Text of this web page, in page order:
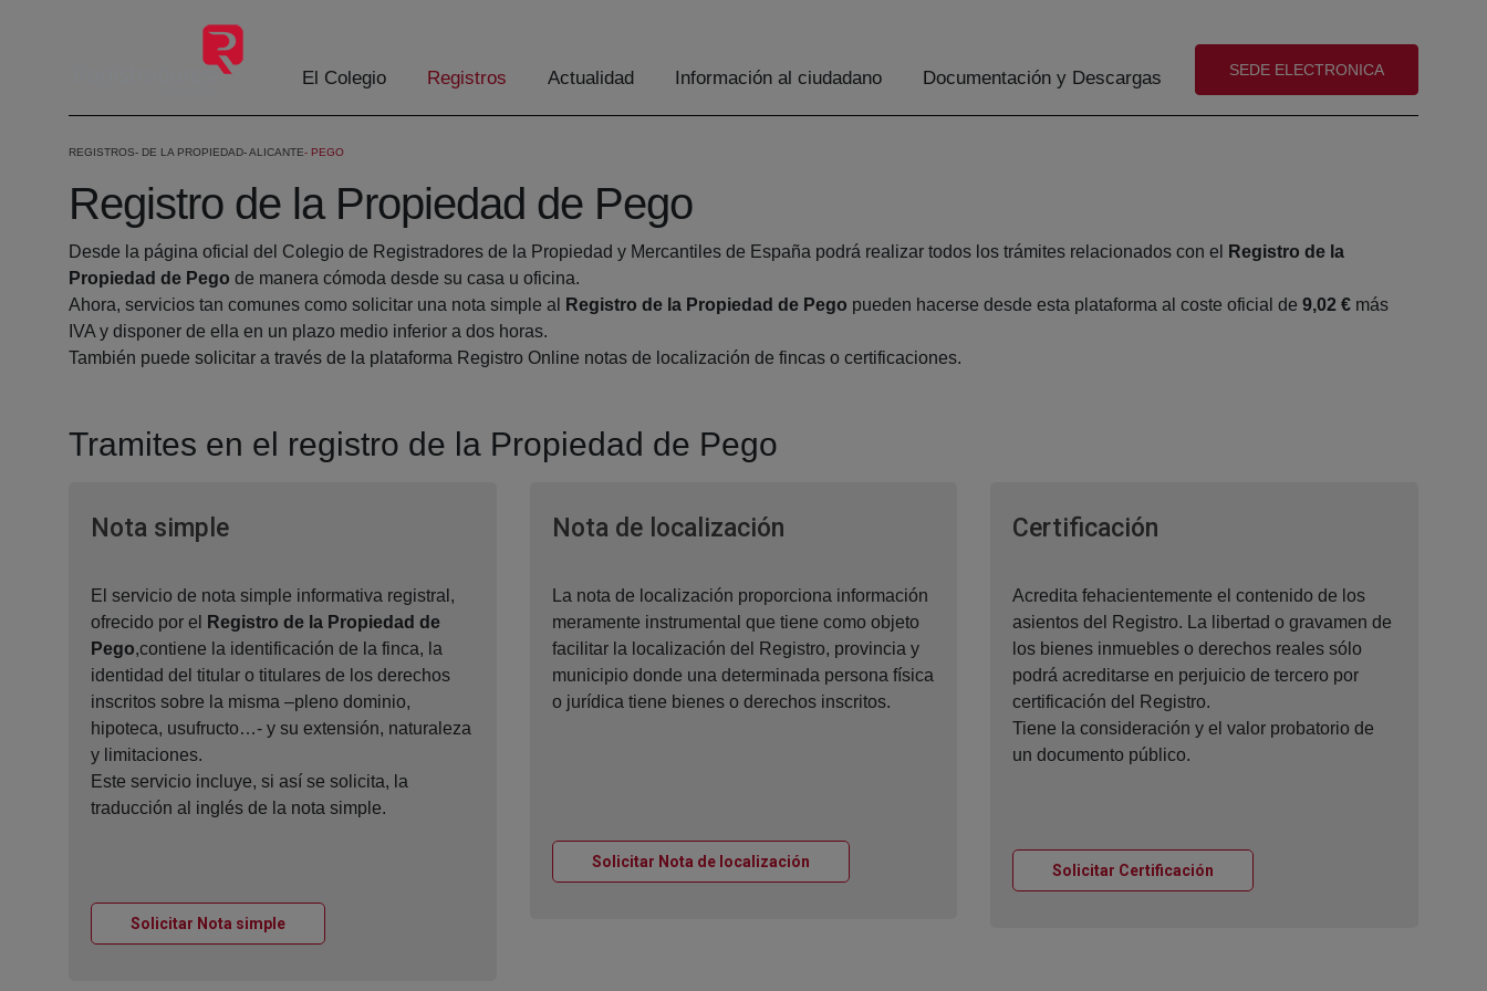
Saltar al contenido principal
El Colegio Registros Actualidad Información al ciudadano Documentación y Descargas (abre en nueva ventana)
SEDE ELECTRONICA
REGISTROS DE LA PROPIEDAD ALICANTE PEGO
Registro de la Propiedad de Pego
Desde la página oficial del Colegio de Registradores de la Propiedad y Mercantiles de España podrá realizar todos los trámites relacionados con el
Registro de la
Propiedad de Pego de manera cómoda desde su casa u oficina.
Ahora, servicios tan comunes como solicitar una nota simple al
Registro de la Propiedad de Pego pueden hacerse desde esta plataforma al coste oficial de 9,02 € más
IVA y disponer de ella en un plazo medio inferior a dos horas.
También puede solicitar a través de la plataforma Registro Online notas de localización de fincas o certificaciones.
Tramites en el registro de la Propiedad de Pego
Nota simpleVentana nueva
El servicio de nota simple informativa registral,
ofrecido por el
Registro de la Propiedad de
Pego,contiene la identificación de la finca, la
identidad del titular o titulares de los derechos
inscritos sobre la misma –pleno dominio,
hipoteca, usufructo…- y su extensión, naturaleza
y limitaciones.
Este servicio incluye, si así se solicita, la
traducción al inglés de la nota simple.
Solicitar Nota simpleVentana nueva
Nota de localizaciónVentana nueva
La nota de localización proporciona información
meramente instrumental que tiene como objeto
facilitar la localización del Registro, provincia y
municipio donde una determinada persona física
o jurídica tiene bienes o derechos inscritos.
Solicitar Nota de localizaciónVentana nueva
Certificación
Acredita fehacientemente el contenido de los
asientos del Registro. La libertad o gravamen de
los bienes inmuebles o derechos reales sólo
podrá acreditarse en perjuicio de tercero por
certificación del Registro.
Tiene la consideración y el valor probatorio de
un documento público.
Solicitar Certificación